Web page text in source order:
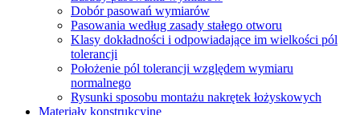
Dobór pasowań wymiarów
Pasowania według zasady stałego otworu
Klasy dokładności i odpowiadające im wielkości pól
tolerancji
Położenie pól tolerancji względem wymiaru
normalnego
Rysunki sposobu montażu nakrętek łożyskowych
Materiały konstrukcyjne